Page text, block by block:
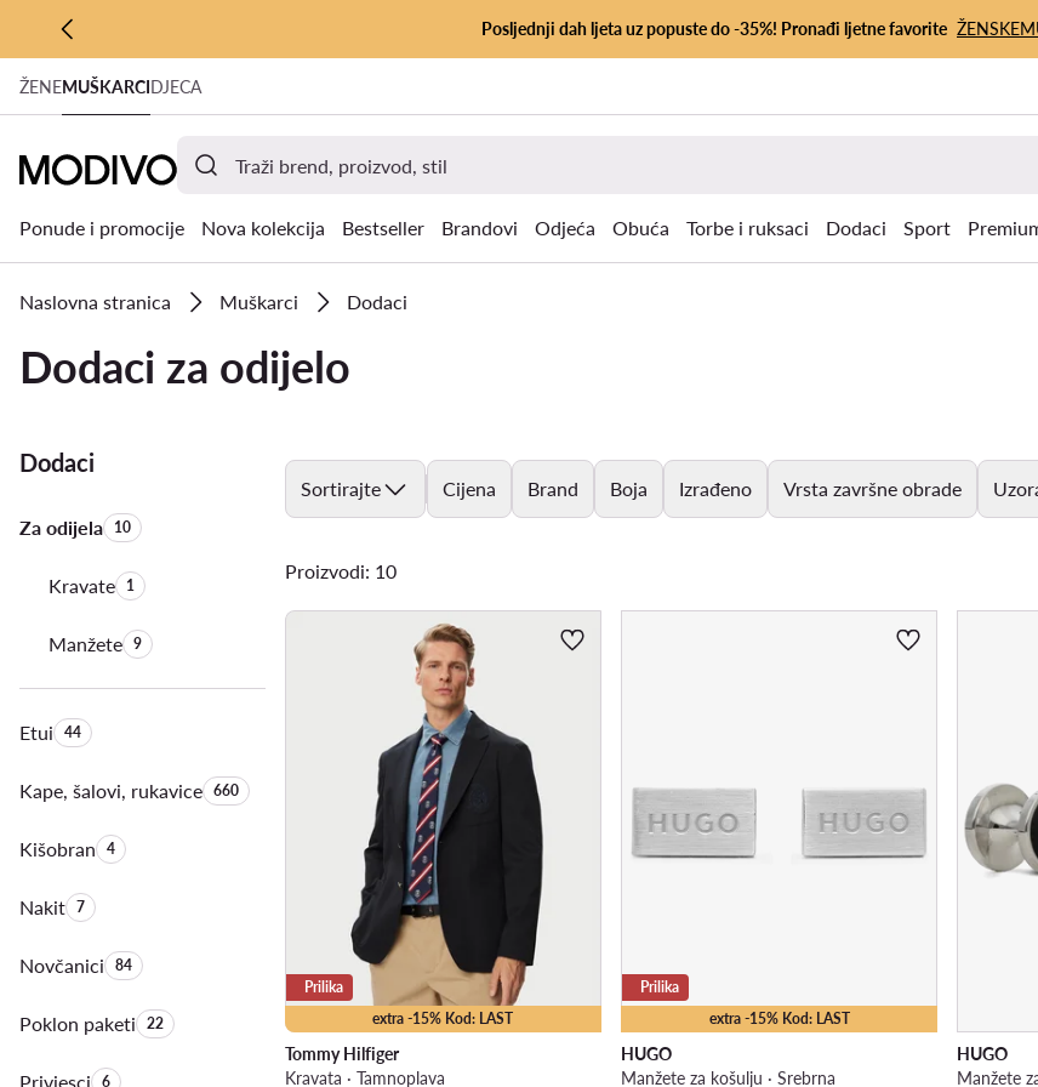
PRIJEĐI NA GLAVNI SADRŽAJ
PRIJEĐI NA PRETRAŽIVANJE
Posljednji dah ljeta uz popuste do -35%! Pronađi ljetne favorite ŽENSKE
ŽENEMUŠKARCIDJECA
Ponude i promocije Nova kolekcija Bestseller Brandovi Odjeća Obuća Torbe i ruksaci Dodaci Sport
Naslovna stranica Muškarci Dodaci
Dodaci za odijelo
Dodaci
Za odijelaKoličina proizvoda:
10
KravateKoličina proizvoda:
1
ManžeteKoličina proizvoda:
9
EtuiKoličina proizvoda:
44
Kape, šalovi, rukaviceKoličina proizvoda:
660
KišobranKoličina proizvoda:
4
NakitKoličina proizvoda:
7
NovčaniciKoličina proizvoda:
84
Poklon paketiKoličina proizvoda:
22
PrivjesciKoličina proizvoda:
6
Sortirajte Cijena Brand Boja Izrađeno Vrsta završne obrade
Proizvodi: 10
extra -15% Kod: LAST
Prilika
Tommy Hilfiger
Kravata · Tamnoplava
extra -15% Kod: LAST
Prilika
HUGO
Manžete za košulju · Srebrna
HUGO
Manžete